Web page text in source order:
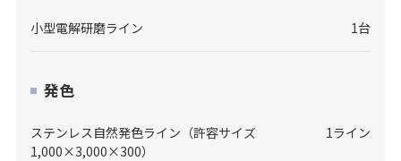
小型電解研磨ライン 1台
発色
ステンレス自然発色ライン（許容サイズ
1,000×3,000×300）
1ライン